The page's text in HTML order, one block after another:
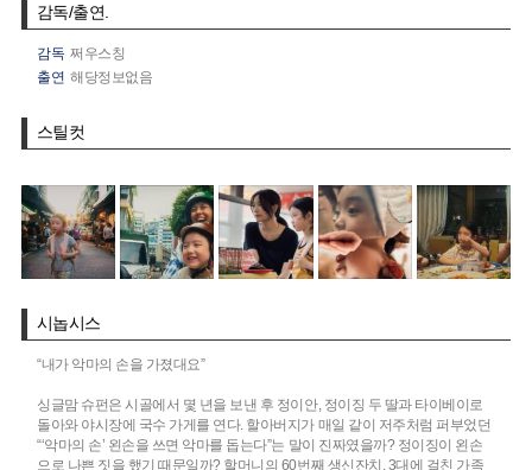
감독/출연.
감독 쩌우스칭
출연 해당정보없음
스틸컷
시놉시스
“내가 악마의 손을 가졌대요”
싱글맘 슈펀은 시골에서 몇 년을 보낸 후 정이안, 정이징 두 딸과 타이베이로
돌아와 야시장에 국수 가게를 연다. 할아버지가 매일 같이 저주처럼 퍼부었던
“‘악마의 손’ 왼손을 쓰면 악마를 돕는다”는 말이 진짜였을까? 정이징이 왼손
으로 나쁜 짓을 했기 때문일까? 할머니의 60번째 생신잔치, 3대에 걸친 가족